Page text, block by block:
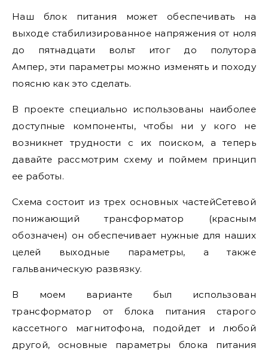
Наш блок питания может обеспечивать на
выходе стабилизированное напряжения от ноля
до пятнадцати вольт итог до полутора
Ампер, эти параметры можно изменять и походу
поясню как это сделать.
В проекте специально использованы наиболее
доступные компоненты, чтобы ни у кого не
возникнет трудности с их поиском, а теперь
давайте рассмотрим схему и поймем принцип
ее работы.
Схема состоит из трех основных частейСетевой
понижающий трансформатор (красным
обозначен) он обеспечивает нужные для наших
целей выходные параметры, а также
гальваническую развязку.
В моем варианте был использован
трансформатор от блока питания старого
кассетного магнитофона, подойдет и любой
другой, основные параметры блока питания